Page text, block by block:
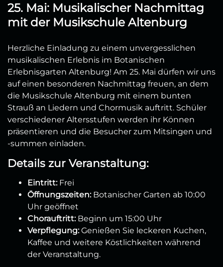
25. Mai: Musikalischer Nachmittag
mit der Musikschule Altenburg
Herzliche Einladung zu einem unvergesslichen
musikalischen Erlebnis im Botanischen
Erlebnisgarten Altenburg! Am 25. Mai dürfen wir uns
auf einen besonderen Nachmittag freuen, an dem
die Musikschule Altenburg mit einem bunten
Strauß an Liedern und Chormusik auftritt. Schüler
verschiedener Altersstufen werden ihr Können
präsentieren und die Besucher zum Mitsingen und
-summen einladen.
Details zur Veranstaltung:
Eintritt:Frei
Öffnungszeiten:Botanischer Garten ab 10:00
Uhr geöffnet
Chorauftritt:Beginn um 15:00 Uhr
Verpflegung:Genießen Sie leckeren Kuchen,
Kaffee und weitere Köstlichkeiten während
der Veranstaltung.